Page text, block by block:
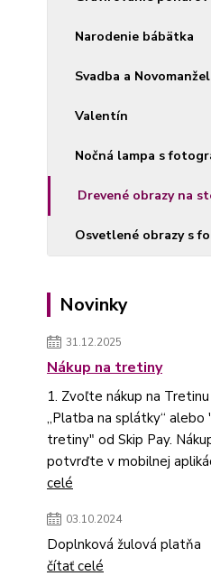
Narodenie bábätka
Svadba a
Valentín
Nočná lampa s
Drevené obrazy na
Osvetlené obrazy s
Novinky
31.12.2025
Nákup na tretiny
1. Zvoľte nákup na
„Platba na splátky“ alebo
tretiny" od Skip Pay.
potvrďte v mobilnej
celé
03.10.2024
Doplnková žulová platňa
čítať celé